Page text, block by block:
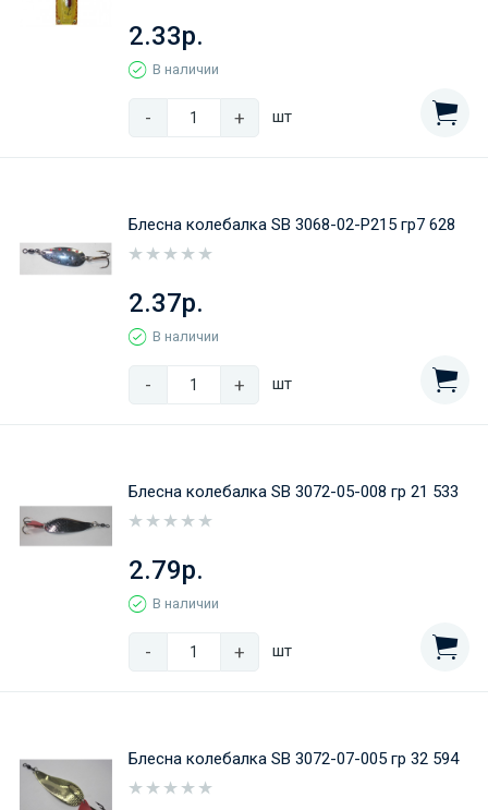
2.33р.
В наличии
- + шт
Блесна колебалка SB 3068-02-P215 гр7 628
2.37р.
В наличии
- + шт
Блесна колебалка SB 3072-05-008 гр 21 533
2.79р.
В наличии
- + шт
Блесна колебалка SB 3072-07-005 гр 32 594